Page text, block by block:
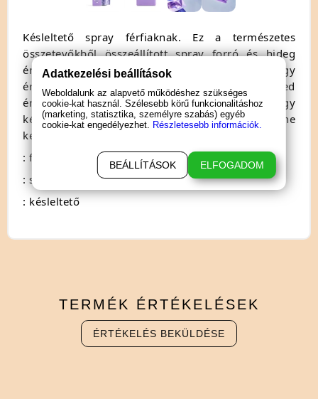
Késleltető spray férfiaknak. Ez a természetes
összetevőkből összeállított spray forró és hideg
érzést kelt az izgalom során anélkül, hogy
érzéstelenítené a péniszt. Játszik a péniszed
érzékelő receptoraival, ellazítja őket, hogy
késleltesse a végső gyönyört és biztosítsa, hogy ne
kevesebbel fejezd be, mint a végső kielégüléssel!
: férfiaknak
: spray
: késleltető
TERMÉK ÉRTÉKELÉSEK
ÉRTÉKELÉS BEKÜLDÉSE
Adatkezelési beállítások
Weboldalunk az alapvető működéshez szükséges
cookie-kat használ. Szélesebb körű funkcionalitáshoz
(marketing, statisztika, személyre szabás) egyéb
cookie-kat engedélyezhet. Részletesebb információk.
BEÁLLÍTÁSOK ELFOGADOM